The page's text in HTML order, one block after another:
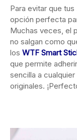
Para evitar que tus
opción perfecta
Muchas veces, el
no salgan como
los WTF Smart
que permite
sencilla a
originales.